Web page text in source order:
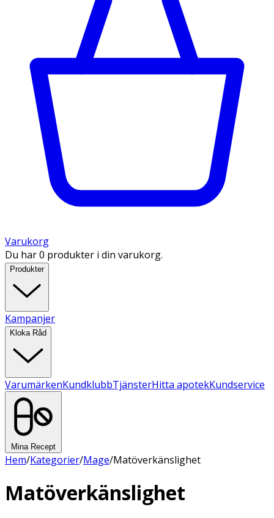
Varukorg
Du har 0 produkter i din varukorg.
Produkter
Kampanjer
Kloka Råd
VarumärkenKundklubbTjänsterHitta apotekKundservice
Mina Recept
Hem/Kategorier/Mage/Matöverkänslighet
Matöverkänslighet